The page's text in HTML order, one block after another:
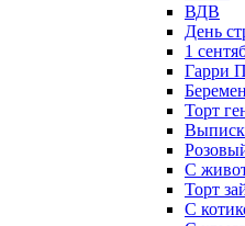
ВДВ
День
1
Гарри
Торт
С
Торт
С